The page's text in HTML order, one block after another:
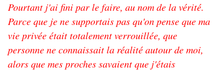
Pourtant j'ai fini par le faire, au nom de la vérité.
Parce que je ne supportais pas qu'on pense que ma
vie privée était totalement verrouillée, que
personne ne connaissait la réalité autour de moi,
alors que mes proches savaient que j'étais